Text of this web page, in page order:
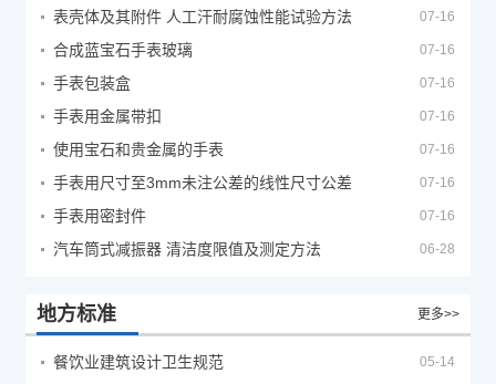
表壳体及其附件 人工汗耐腐蚀性能试验方法 07-16
合成蓝宝石手表玻璃 07-16
手表包装盒 07-16
手表用金属带扣 07-16
使用宝石和贵金属的手表 07-16
手表用尺寸至3mm未注公差的线性尺寸公差 07-16
手表用密封件 07-16
汽车筒式减振器 清洁度限值及测定方法 06-28
地方标准 更多>>
餐饮业建筑设计卫生规范 05-14